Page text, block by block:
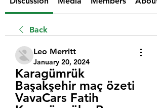
Back
Leo Merritt
January 20, 2024
Karagümrük
Başakşehir maç özeti
VavaCars Fatih